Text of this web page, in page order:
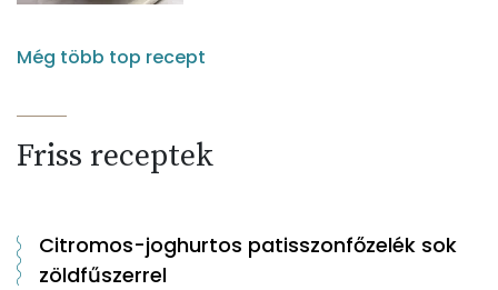
Még több top recept
Friss receptek
Citromos-joghurtos patisszonfőzelék sok
zöldfűszerrel